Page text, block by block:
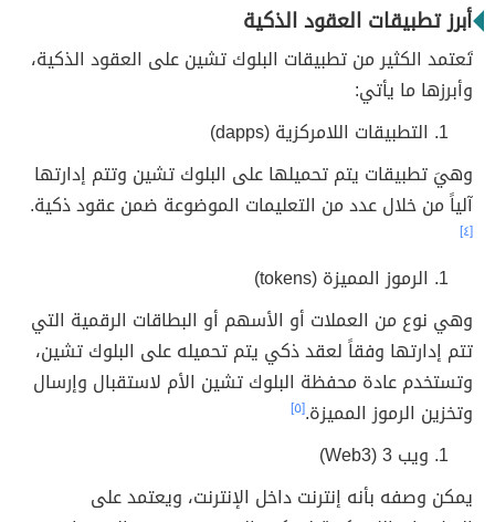
أبرز تطبيقات العقود الذكية
تَعتمد الكثير من تطبيقات البلوك تشين على العقود الذكية،
وأبرزها ما يأتي:
التطبيقات اللامركزية (dapps)
وهيَ تطبيقات يتم تحميلها على البلوك تشين وتتم إدارتها
آلياً من خلال عدد من التعليمات الموضوعة ضمن عقود ذكية.
[٤]
الرموز المميزة (tokens)
وهي نوع من العملات أو الأسهم أو البطاقات الرقمية التي
تتم إدارتها وفقاً لعقد ذكي يتم تحميله على البلوك تشين،
وتستخدم عادة محفظة البلوك تشين الأم لاستقبال وإرسال
وتخزين الرموز المميزة.[٥]
ويب 3 (Web3)
يمكن وصفه بأنه إنترنت داخل الإنترنت، ويعتمد على